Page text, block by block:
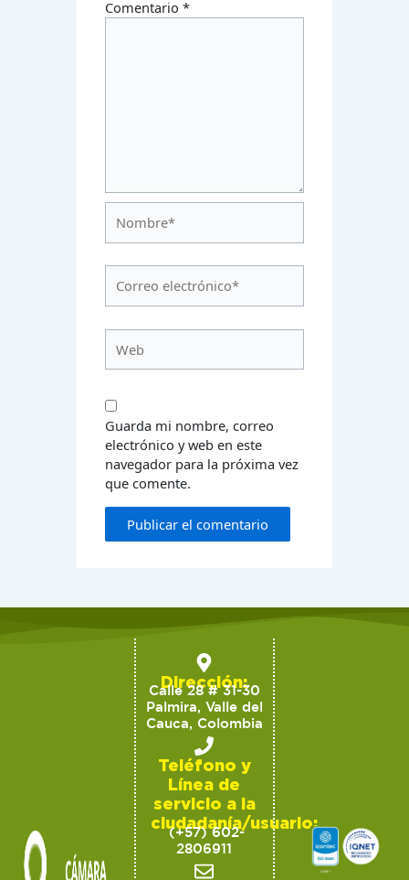
Comentario*
electrónico*
Guarda mi nombre, correo
electrónico y web en este
navegador para la próxima vez
que comente.
Dirección:
Calle 28 # 31-30
Palmira, Valle del
Cauca, Colombia
Teléfono y
Línea de
servicio a la
ciudadanía/usuario:
(+57) 602-
2806911